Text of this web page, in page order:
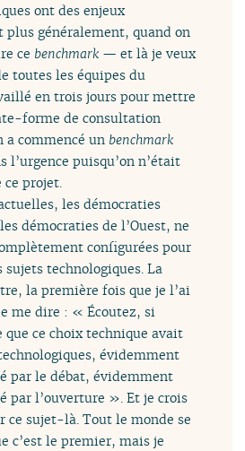
ont des enjeux
plus généralement, quand on
ce benchmark — et là je veux
toutes les équipes du
en trois jours pour mettre
forme de consultation
commencé un benchmark
l’urgence puisqu’on n’était
ce projet.
les démocraties
démocraties de l’Ouest, ne
configurées pour
technologiques. La
la première fois que je l’ai
me dire : « Écoutez, si
que ce choix technique avait
évidemment
par le débat, évidemment
par l’ouverture ». Et je crois
ce sujet-là. Tout le monde se
c’est le premier, mais je